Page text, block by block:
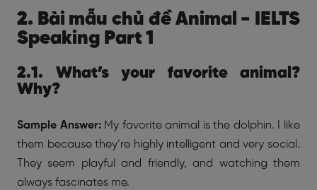
2. Bài mẫu chủ đề Animal - IELTS
Speaking Part 1
2.1. What’s your favorite animal?
Why?
Sample Answer: My favorite animal is the dolphin. I like
them because they’re highly intelligent and very social.
They seem playful and friendly, and watching them
always fascinates me.